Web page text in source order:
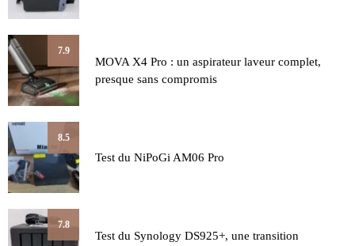
7.9
MOVA X4 Pro : un aspirateur laveur complet,
presque sans compromis
8.5
Test du NiPoGi AM06 Pro
7.8
Test du Synology DS925+, une transition